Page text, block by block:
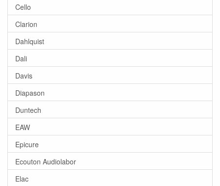
Cello
Clarion
Dahlquist
Dali
Davis
Diapason
Duntech
EAW
Epicure
Ecouton Audiolabor
Elac